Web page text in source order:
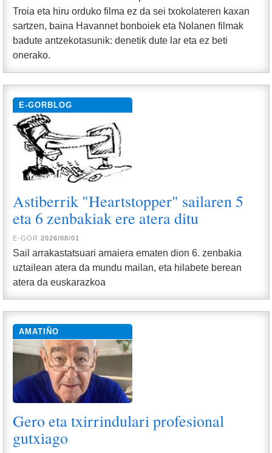
Troia eta hiru orduko filma ez da sei txokolateren kaxan
sartzen, baina Havannet bonboiek eta Nolanen filmak
badute antzekotasunik: denetik dute lar eta ez beti
onerako.
E-GORBLOG
Astiberrik "Heartstopper" sailaren 5
eta 6 zenbakiak ere atera ditu
E-GOR 2026/08/01
Sail arrakastatsuari amaiera ematen dion 6. zenbakia
uztailean atera da mundu mailan, eta hilabete berean
atera da euskarazkoa
AMATIÑO
Gero eta txirrindulari profesional
gutxiago